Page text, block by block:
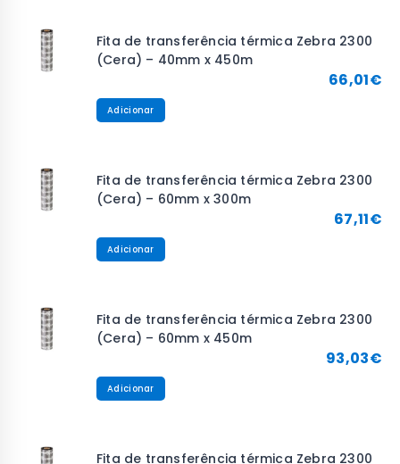
Fita de transferência térmica Zebra 2300
(Cera) – 40mm x 450m
66,01€
Adicionar
Fita de transferência térmica Zebra 2300
(Cera) – 60mm x 300m
67,11€
Adicionar
Fita de transferência térmica Zebra 2300
(Cera) – 60mm x 450m
93,03€
Adicionar
Fita de transferência térmica Zebra 2300